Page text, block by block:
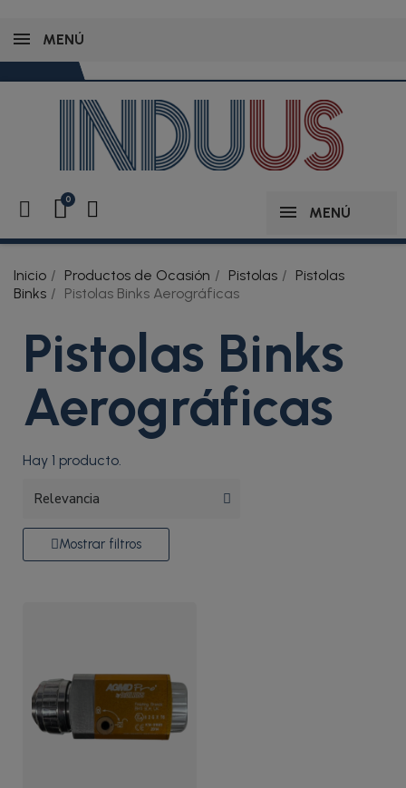
MENÚ
MENÚ
Inicio Productos de Ocasión Pistolas
Pistolas
Binks
Pistolas Binks Aerográficas
Pistolas Binks
Aerográficas
Hay 1 producto.
Mostrar filtros